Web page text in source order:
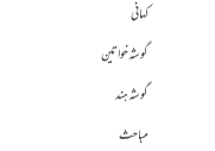
کہانی
گوشہ خواتین
گوشہ ہند
مباحث